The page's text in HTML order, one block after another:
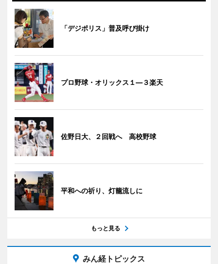
「デジポリス」普及呼び掛け
プロ野球・オリックス１―３楽天
佐野日大、２回戦へ 高校野球
平和への祈り、灯籠流しに
もっと見る
みん経トピックス